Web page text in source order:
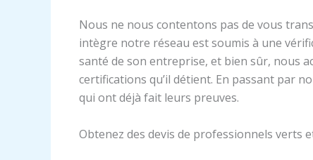
Nous ne nous contentons pas de vous
intègre notre réseau est soumis à une
santé de son entreprise, et bien sûr, nous
certifications qu’il détient. En passant par
qui ont déjà fait leurs preuves.
Obtenez des devis de professionnels verts